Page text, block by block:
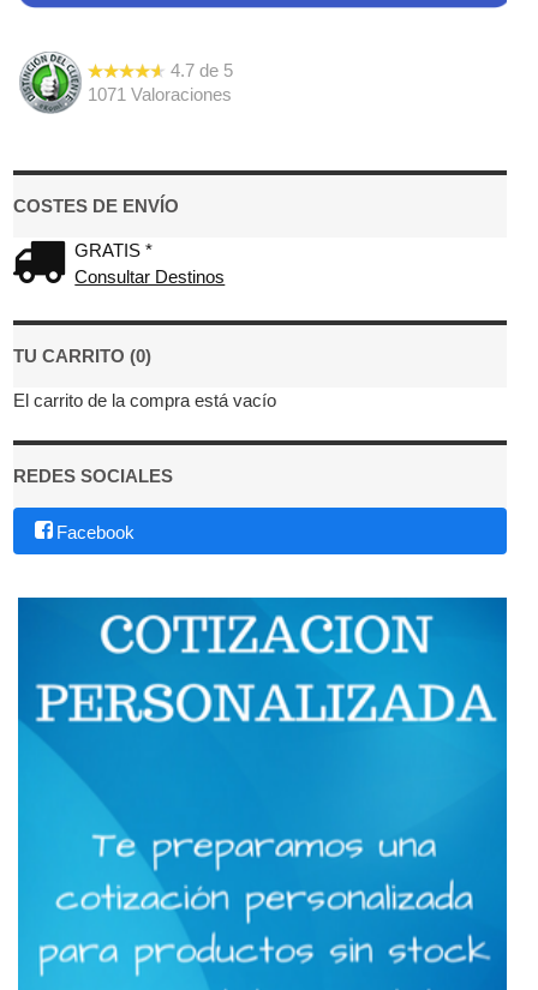
4.7 de 5
1071
Valoraciones
COSTES DE ENVÍO
GRATIS *
Consultar Destinos
TU CARRITO (0)
El carrito de la compra está vacío
REDES SOCIALES
Facebook